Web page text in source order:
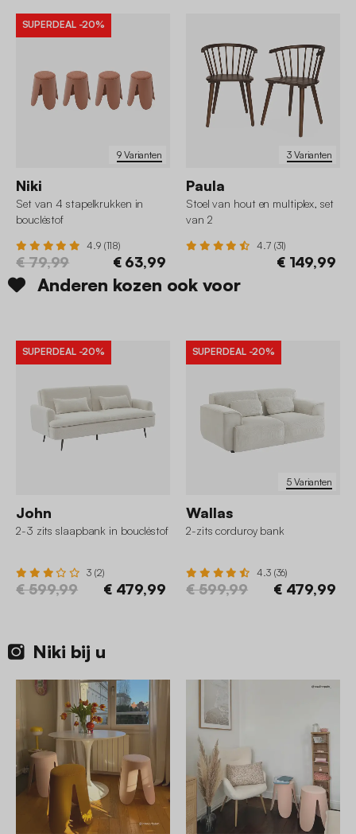
9 Varianten
SUPERDEAL -20%
Niki
Set van 4 stapelkrukken in
boucléstof
4.9 (118)
€ 79,99 € 63,99
3 Varianten
Paula
Stoel van hout en multiplex, set
van 2
4.7 (31)
€ 149,99
Anderen kozen ook voor
SUPERDEAL -20%
John
2-3 zits slaapbank in boucléstof
3 (2)
€ 599,99 € 479,99
5 Varianten
SUPERDEAL -20%
Wallas
2-zits corduroy bank
4.3 (36)
€ 599,99 € 479,99
Niki bij u